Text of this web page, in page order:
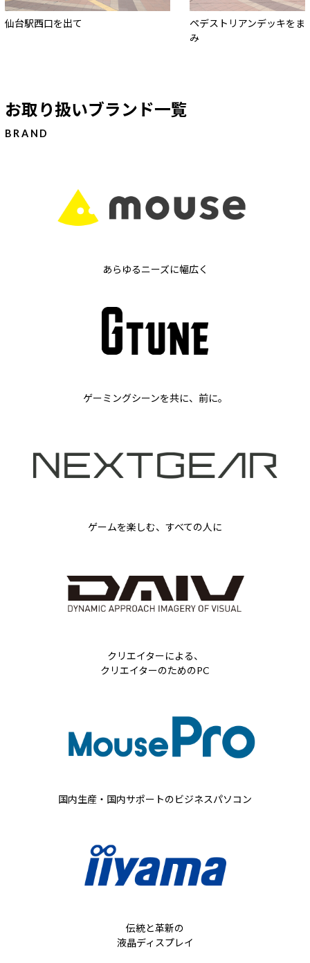
仙台駅西口を出て
ペデストリアンデッキをま
み
お取り扱いブランド一覧
BRAND
あらゆるニーズに幅広く
ゲーミングシーンを共に、前に。
ゲームを楽しむ、すべての人に
クリエイターによる、
クリエイターのためのPC
国内生産・国内サポートのビジネスパソコン
伝統と革新の
液晶ディスプレイ